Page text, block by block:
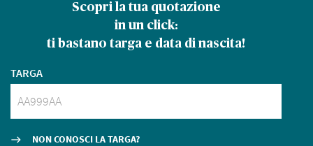
Scopri la tua quotazione
in un click:
ti bastano targa e data di nascita!
TARGA
east NON CONOSCI LA TARGA?